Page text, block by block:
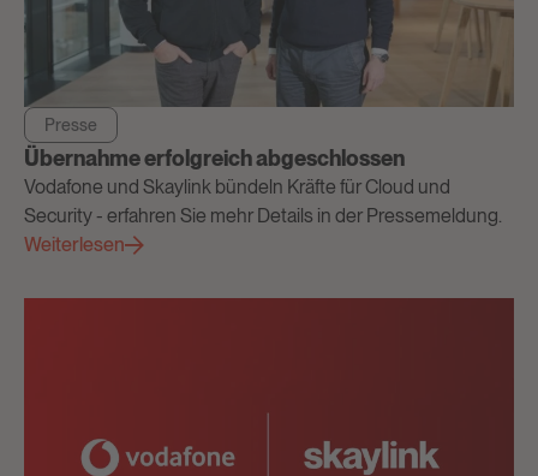
Presse
Übernahme erfolgreich abgeschlossen
Vodafone und Skaylink bündeln Kräfte für Cloud und
Security - erfahren Sie mehr Details in der Pressemeldung.
Weiterlesen